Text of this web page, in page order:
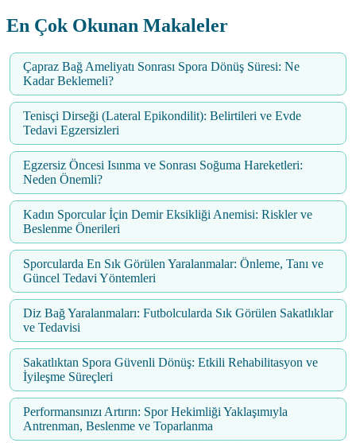
En Çok Okunan Makaleler
Çapraz Bağ Ameliyatı Sonrası Spora Dönüş Süresi: Ne
Kadar Beklemeli?
Tenisçi Dirseği (Lateral Epikondilit): Belirtileri ve Evde
Tedavi Egzersizleri
Egzersiz Öncesi Isınma ve Sonrası Soğuma Hareketleri:
Neden Önemli?
Kadın Sporcular İçin Demir Eksikliği Anemisi: Riskler ve
Beslenme Önerileri
Sporcularda En Sık Görülen Yaralanmalar: Önleme, Tanı ve
Güncel Tedavi Yöntemleri
Diz Bağ Yaralanmaları: Futbolcularda Sık Görülen Sakatlıklar
ve Tedavisi
Sakatlıktan Spora Güvenli Dönüş: Etkili Rehabilitasyon ve
İyileşme Süreçleri
Performansınızı Artırın: Spor Hekimliği Yaklaşımıyla
Antrenman, Beslenme ve Toparlanma